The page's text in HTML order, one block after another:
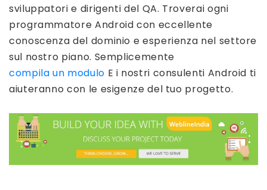
sviluppatori e dirigenti del QA. Troverai ogni
programmatore Android con eccellente
conoscenza del dominio e esperienza nel settore
sul nostro piano. Semplicemente
compila un modulo E i nostri consulenti Android ti
aiuteranno con le esigenze del tuo progetto.